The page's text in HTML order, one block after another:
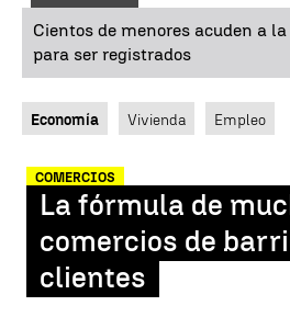
Cientos de menores acuden a
para ser registrados
Economía Vivienda Empleo
COMERCIOS
La fórmula de
comercios de
clientes